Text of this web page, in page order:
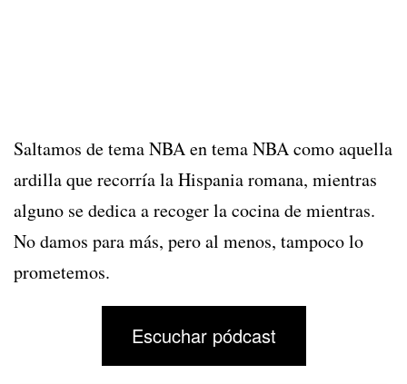
Saltamos de tema NBA en tema NBA como aquella
ardilla que recorría la Hispania romana, mientras
alguno se dedica a recoger la cocina de mientras.
No damos para más, pero al menos, tampoco lo
prometemos.
Escuchar pódcast